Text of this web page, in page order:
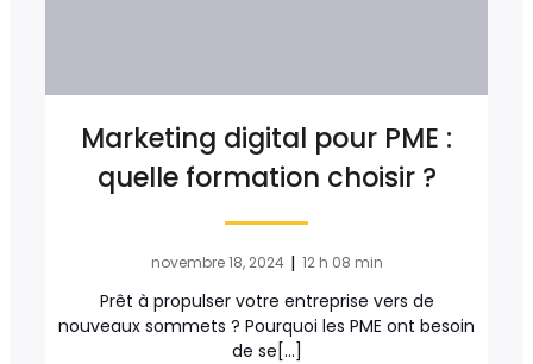
Marketing digital pour PME :
quelle formation choisir ?
novembre 18, 2024 | 12 h 08 min
Prêt à propulser votre entreprise vers de
nouveaux sommets ? Pourquoi les PME ont besoin
de se[…]